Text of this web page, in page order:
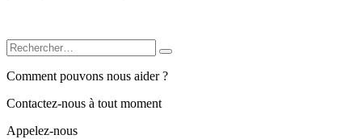
Comment pouvons nous aider ?
Contactez-nous à tout moment
Appelez-nous